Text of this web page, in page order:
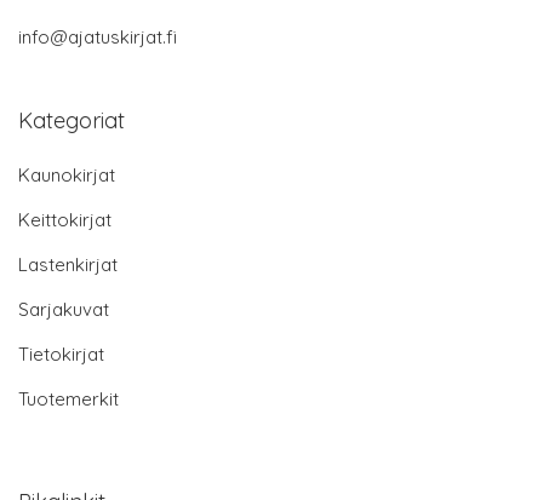
info@ajatuskirjat.fi
Kategoriat
Kaunokirjat
Keittokirjat
Lastenkirjat
Sarjakuvat
Tietokirjat
Tuotemerkit